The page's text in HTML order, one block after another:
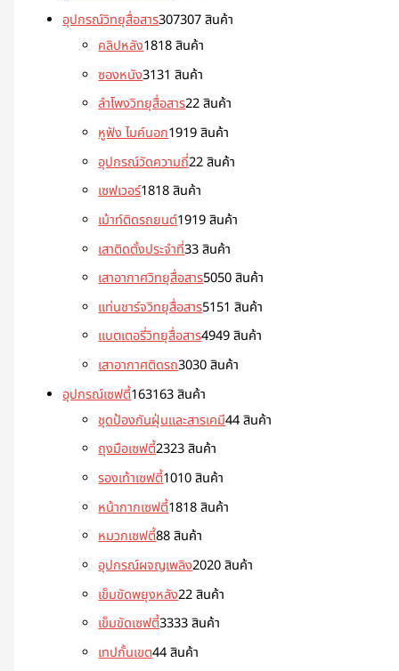
อุปกรณ์วิทยุสื่อสาร307307 สินค้า
คลิปหลัง1818 สินค้า
ซองหนัง3131 สินค้า
ลำโพงวิทยุสื่อสาร22 สินค้า
หูฟัง ไมค์นอก1919 สินค้า
อุปกรณ์วัดความถี่22 สินค้า
เซฟเวอร์1818 สินค้า
เม้าท์ติดรถยนต์1919 สินค้า
เสาติดตั้งประจำที่33 สินค้า
เสาอากาศวิทยุสื่อสาร5050 สินค้า
แท่นชาร์จวิทยุสื่อสาร5151 สินค้า
แบตเตอรี่วิทยุสื่อสาร4949 สินค้า
เสาอากาศติดรถ3030 สินค้า
อุปกรณ์เซฟตี้163163 สินค้า
ชุดป้องกันฝุ่นและสารเคมี44 สินค้า
ถุงมือเซฟตี้2323 สินค้า
รองเท้าเซฟตี้1010 สินค้า
หน้ากากเซฟตี้1818 สินค้า
หมวกเซฟตี้88 สินค้า
อุปกรณ์ผจญเพลิง2020 สินค้า
เข็มขัดพยุงหลัง22 สินค้า
เข็มขัดเซฟตี้3333 สินค้า
เทปกั้นเขต44 สินค้า